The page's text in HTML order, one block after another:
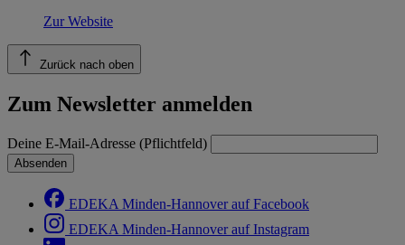
Zur Website
Zurück nach oben
Zum Newsletter anmelden
Deine E-Mail-Adresse (Pflichtfeld)
Absenden
EDEKA Minden-Hannover auf Facebook
EDEKA Minden-Hannover auf Instagram